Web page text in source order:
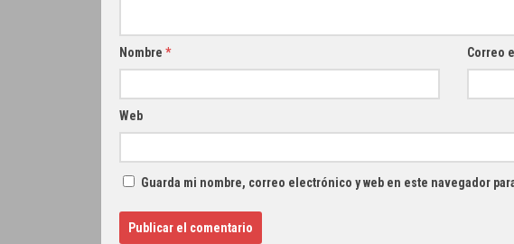
Nombre * Correo
Web
Guarda mi nombre, correo electrónico y web en este navegador